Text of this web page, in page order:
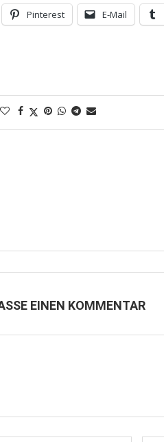
Pinterest E-Mail
EINEN KOMMENTAR